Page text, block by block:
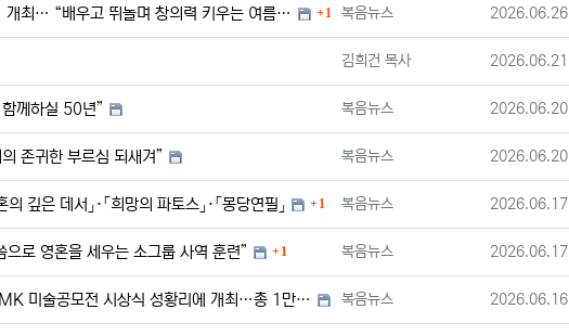
후러싱제일교회, 어린이 위한 ‘Creative Adventure Festival’ 개최… “배우고 뛰놀며 창의력 키우는 여름 … 댓글
1 등록자
복음뉴스 등록일
2026.06.26
등록자
김희건 목사 등록일
2026.06.21
께하실 50년” 등록자
복음뉴스 등록일
2026.06.20
존귀한 부르심 되새겨” 등록자
복음뉴스 등록일
2026.06.20
은 데서」·「희망의 파토스」·「몽당연필」 댓글
1 등록자
복음뉴스 등록일
2026.06.17
로 영혼을 세우는 소그룹 사역 훈련” 댓글
1 등록자
복음뉴스 등록일
2026.06.17
‘이야기가 있는 그림- 하나님과 써 내려간 나의 이야기’-제2회 MK 미술공모전 시상식 성황리에 개최…총 1만 5,000달러 … 등록자
복음뉴스 등록일
2026.06.16